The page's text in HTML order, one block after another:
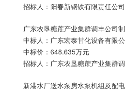
招标人：阳春新钢铁有限责任公司
广东农垦糖蔗产业集群调丰公司
中标人：广东宏泰甘化设备有限
中标价：648.635万元
招标人：广东农垦糖蔗产业集群
新港水厂送水泵房水泵机组及配